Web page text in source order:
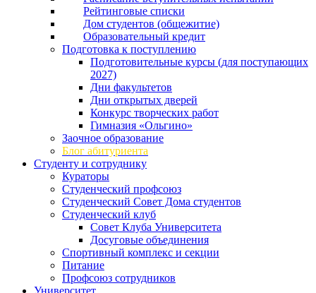
Рейтинговые списки
Дом студентов (общежитие)
Образовательный кредит
Подготовка к поступлению
Подготовительные курсы (для поступающих
2027)
Дни факультетов
Дни открытых дверей
Конкурс творческих работ
Гимназия «Ольгино»
Заочное образование
Блог абитуриента
Студенту и сотруднику
Кураторы
Студенческий профсоюз
Студенческий Совет Дома студентов
Студенческий клуб
Совет Клуба Университета
Досуговые объединения
Спортивный комплекс и секции
Питание
Профсоюз сотрудников
Университет